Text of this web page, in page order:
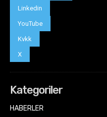
Linkedin
YouTube
Kvkk
X
Kategoriler
HABERLER